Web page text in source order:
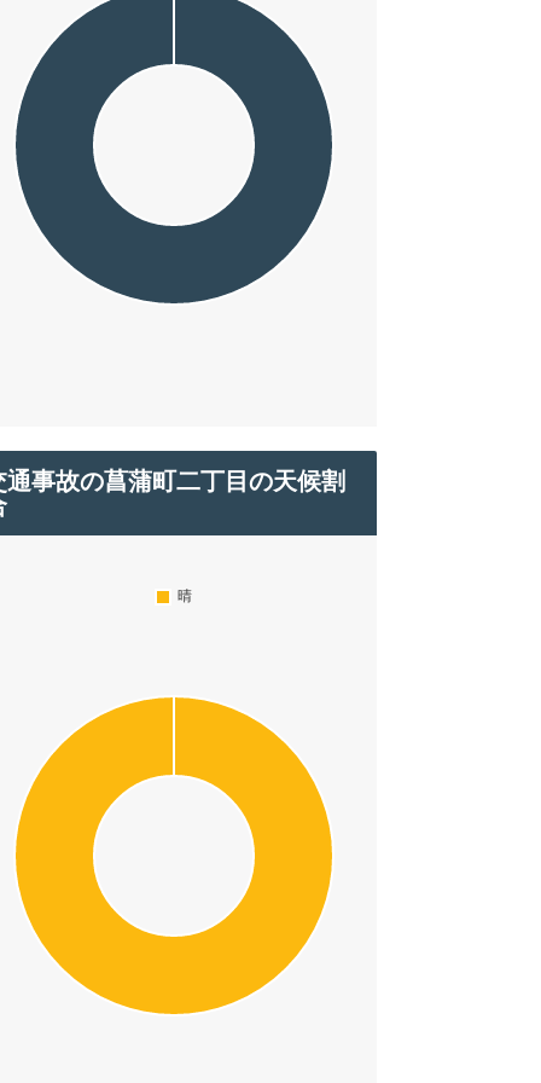
通事故の菖蒲町二丁目の天候割